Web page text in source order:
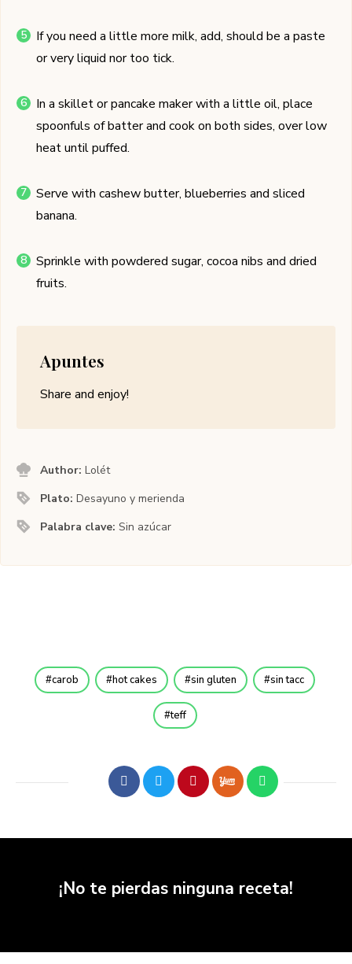
If you need a little more milk, add, should be a paste
or very liquid nor too tick.
In a skillet or pancake maker with a little oil, place
spoonfuls of batter and cook on both sides, over low
heat until puffed.
Serve with cashew butter, blueberries and sliced ​​
banana.
Sprinkle with powdered sugar, cocoa nibs and dried
fruits.
Apuntes
Share and enjoy!
Author:Lolét
Plato:Desayuno y merienda
Palabra clave:Sin azúcar
carob hot cakes sin gluten sin tacc
teff
¡No te pierdas ninguna receta!